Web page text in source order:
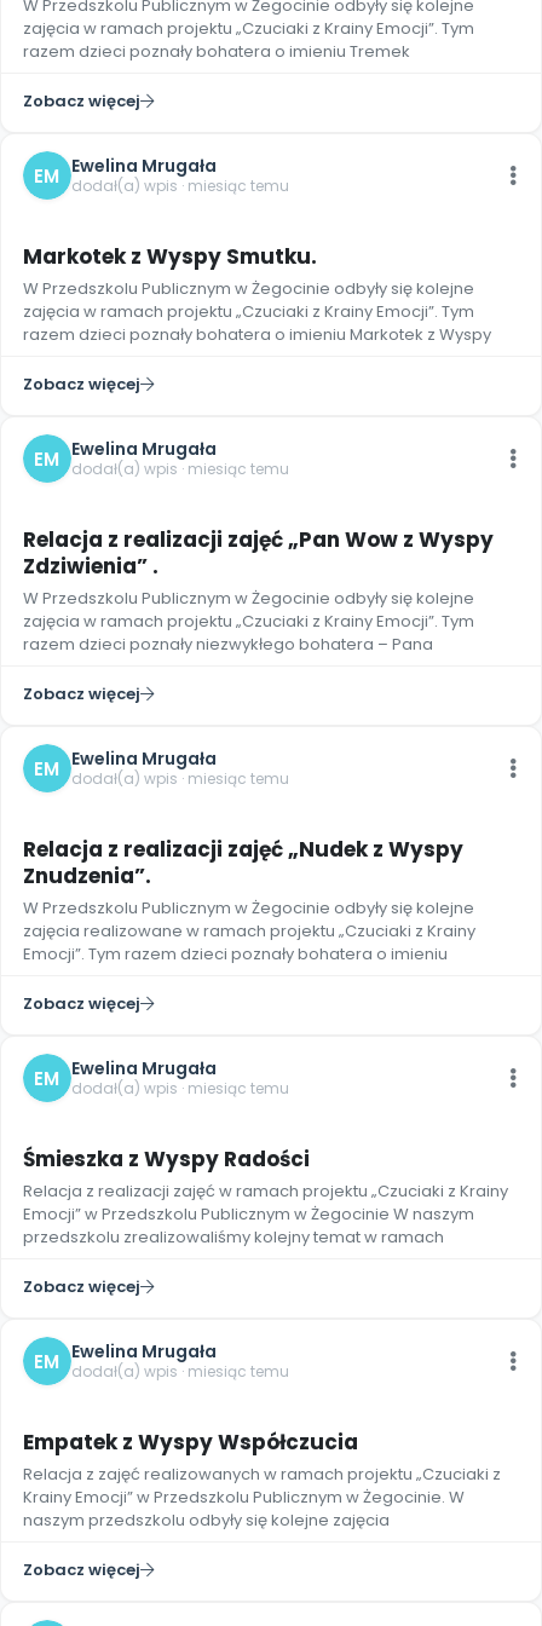
Archiwalne numery
Promocje
W Przedszkolu Publicznym w Żegocinie odbyły się kolejne
zajęcia w ramach projektu „Czuciaki z Krainy Emocji”. Tym
razem dzieci poznały bohatera o imieniu Tremek
Zobacz więcej
EM Ewelina Mrugała
dodał(a) wpis · miesiąc temu
Markotek z Wyspy Smutku.
W Przedszkolu Publicznym w Żegocinie odbyły się kolejne
zajęcia w ramach projektu „Czuciaki z Krainy Emocji”. Tym
razem dzieci poznały bohatera o imieniu Markotek z Wyspy
Zobacz więcej
EM Ewelina Mrugała
dodał(a) wpis · miesiąc temu
Relacja z realizacji zajęć „Pan Wow z Wyspy
Zdziwienia” .
W Przedszkolu Publicznym w Żegocinie odbyły się kolejne
zajęcia w ramach projektu „Czuciaki z Krainy Emocji”. Tym
razem dzieci poznały niezwykłego bohatera – Pana
Zobacz więcej
EM Ewelina Mrugała
dodał(a) wpis · miesiąc temu
Relacja z realizacji zajęć „Nudek z Wyspy
Znudzenia”.
W Przedszkolu Publicznym w Żegocinie odbyły się kolejne
zajęcia realizowane w ramach projektu „Czuciaki z Krainy
Emocji”. Tym razem dzieci poznały bohatera o imieniu
Zobacz więcej
EM Ewelina Mrugała
dodał(a) wpis · miesiąc temu
Śmieszka z Wyspy Radości
Relacja z realizacji zajęć w ramach projektu „Czuciaki z Krainy
Emocji” w Przedszkolu Publicznym w Żegocinie W naszym
przedszkolu zrealizowaliśmy kolejny temat w ramach
Zobacz więcej
EM Ewelina Mrugała
dodał(a) wpis · miesiąc temu
Empatek z Wyspy Współczucia
Relacja z zajęć realizowanych w ramach projektu „Czuciaki z
Krainy Emocji” w Przedszkolu Publicznym w Żegocinie. W
naszym przedszkolu odbyły się kolejne zajęcia
Zobacz więcej